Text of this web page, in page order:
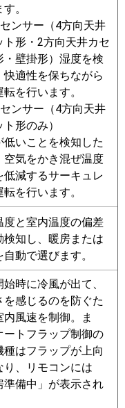
PA-P224B7GV
。
ンサー（4方向天井
ト形・2方向天井カセ
・壁掛形）湿度を検
快適性を保ちながら
を行います。
ンサー（4方向天井
形のみ）
低いことを検知した
空気をかき混ぜ温度
低減するサーキュレ
を行います。
度と室内温度の偏差
検知し、暖房または
動で選びます。
時に冷風が出て、
を感じるのを防ぐた
内風速を制御。ま
ートフラップ制御の
種はフラップが上向
り、リモコンには
準備中」が表示され